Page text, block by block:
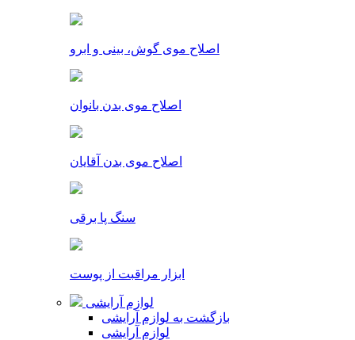
اصلاح موی گوش، بینی و ابرو
اصلاح موی بدن بانوان
اصلاح موی بدن آقایان
سنگ پا برقی
ابزار مراقبت از پوست
لوازم آرایشی
بازگشت به لوازم آرایشی
لوازم آرایشی